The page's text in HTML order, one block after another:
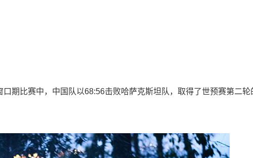
期比赛中，中国队以68:56击败哈萨克斯坦队，取得了世预赛第二